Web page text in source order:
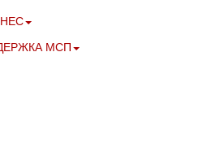
МСП